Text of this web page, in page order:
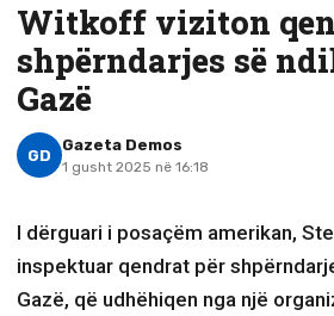
Witkoff viziton
shpërndarjes së
Gazë
GD
Gazeta Demos
1 gusht 2025 në 16:18
I dërguari i posaçëm amerikan,
inspektuar qendrat për
Gazë, që udhëhiqen nga një